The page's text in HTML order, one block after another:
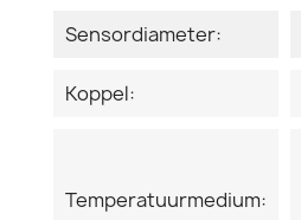
Sensordiameter:
Koppel:
Temperatuurmedium: